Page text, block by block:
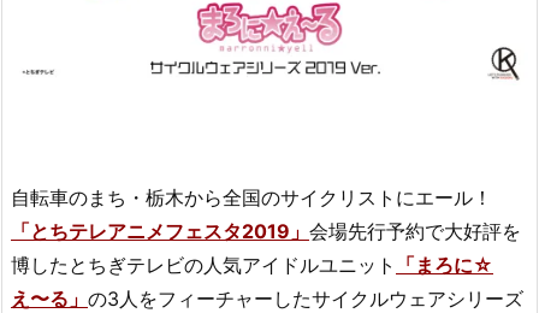
自転車のまち・栃木から全国のサイクリストにエール！
「とちテレアニメフェスタ2019」 会場先行予約で大好評を
博したとちぎテレビの人気アイドルユニット
「まろに☆
え〜る」 の3人をフィーチャーしたサイクルウェアシリーズ